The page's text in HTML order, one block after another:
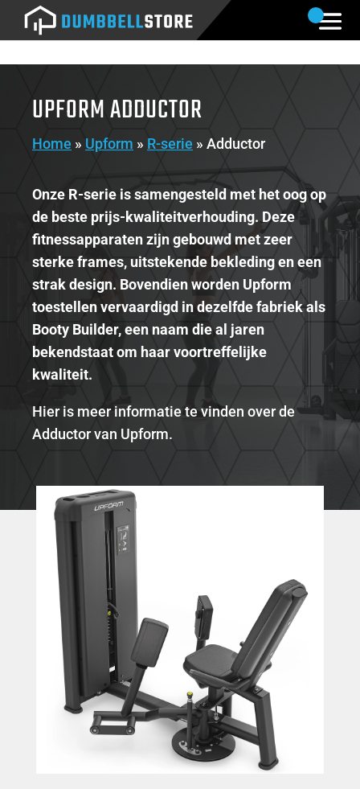
UPFORM ADDUCTOR
Home » Upform » R-serie » Adductor
Onze R-serie is samengesteld met het oog op
de beste prijs-kwaliteitverhouding. Deze
fitnessapparaten zijn gebouwd met zeer
sterke frames, uitstekende bekleding en een
strak design. Bovendien worden Upform
toestellen vervaardigd in dezelfde fabriek als
Booty Builder, een naam die al jaren
bekendstaat om haar voortreffelijke
kwaliteit.
Hier is meer informatie te vinden over de
Adductor van Upform.